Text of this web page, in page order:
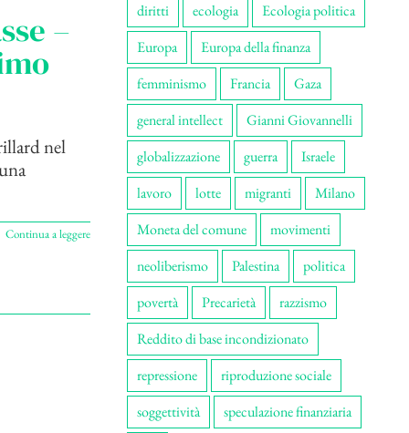
–
nel
Continua a leggere
diritti
ecologia
Ecologia politica
Europa
Europa della finanza
femminismo
Francia
Gaza
general intellect
Gianni Giovannelli
globalizzazione
guerra
Israele
lavoro
lotte migranti
Milano
Moneta del comune
movimenti
neoliberismo
Palestina
politica
povertà
Precarietà
razzismo
Reddito di base incondizionato
repressione
riproduzione sociale
soggettività
speculazione finanziaria